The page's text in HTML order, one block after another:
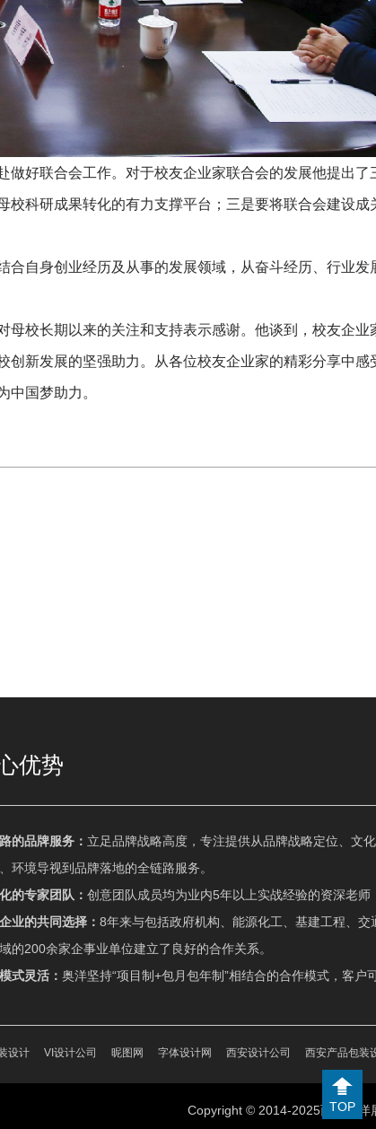
好联合会工作。对于校友企业家联合会的发展他提出了
科研成果转化的有力支撑平台；三是要将联合会建设成
自身创业经历及从事的发展领域，从奋斗经历、行业发
校长期以来的关注和支持表示感谢。他谈到，校友企业
新发展的坚强助力。从各位校友企业家的精彩分享中感
国梦助力。
优势
的品牌服务： 立足品牌战略高度，专注提供从品牌战略定位、文
环境导视到品牌落地的全链路服务。
的专家团队： 创意团队成员均为业内5年以上实战经验的资深老
业的共同选择： 8年来与包括政府机构、能源化工、基建工程、
的200余家企事业单位建立了良好的合作关系。
式灵活： 奥洋坚持“项目制+包月包年制”相结合的合作模式，客
设计 VI设计公司 昵图网 字体设计网 西安设计公司 西安产品包装
Copyright © 2014-2025西安奥
TOP